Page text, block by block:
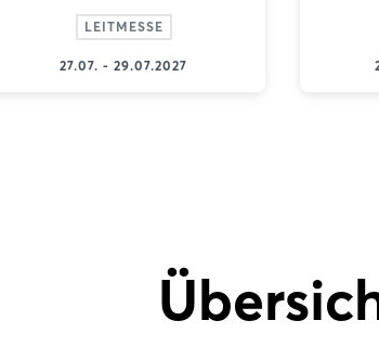
LEITMESSE
27.07. - 29.07.2027